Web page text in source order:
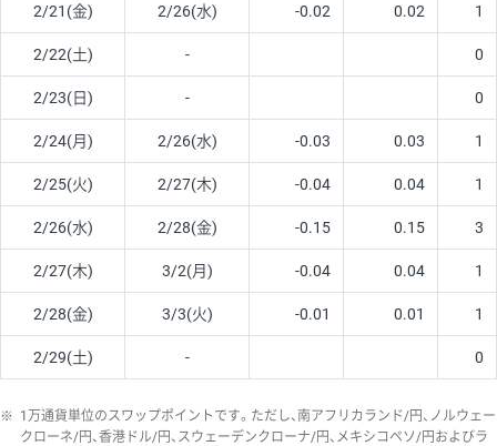
2/21(金) 2/26(水) -0.02 0.02 1
2/22(土) - 0
2/23(日) - 0
2/24(月) 2/26(水) -0.03 0.03 1
2/25(火) 2/27(木) -0.04 0.04 1
2/26(水) 2/28(金) -0.15 0.15 3
2/27(木) 3/2(月) -0.04 0.04 1
2/28(金) 3/3(火) -0.01 0.01 1
2/29(土) - 0
※ 1万通貨単位のスワップポイントです。ただし、南アフリカランド/円、ノルウェー
クローネ/円、香港ドル/円、スウェーデンクローナ/円、メキシコペソ/円およびラ